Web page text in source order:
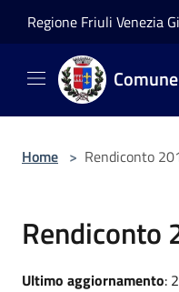
Regione Friuli Venezia
Home > Rendiconto
Rendiconto
Ultimo aggiornamento: